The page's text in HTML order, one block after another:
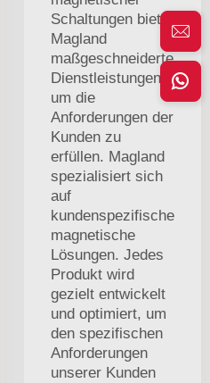
Schaltungen bietet
Magland
maßgeschneiderte
Dienstleistungen,
um die
Anforderungen der
Kunden zu
erfüllen. Magland
spezialisiert sich
auf
kundenspezifische
magnetische
Lösungen. Jedes
Produkt wird
gezielt entwickelt
und optimiert, um
den spezifischen
Anforderungen
unserer Kunden